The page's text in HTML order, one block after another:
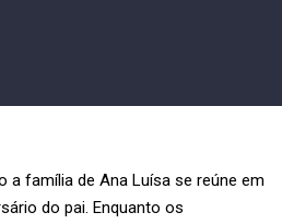
a família de Ana Luísa se reúne em
do pai. Enquanto os